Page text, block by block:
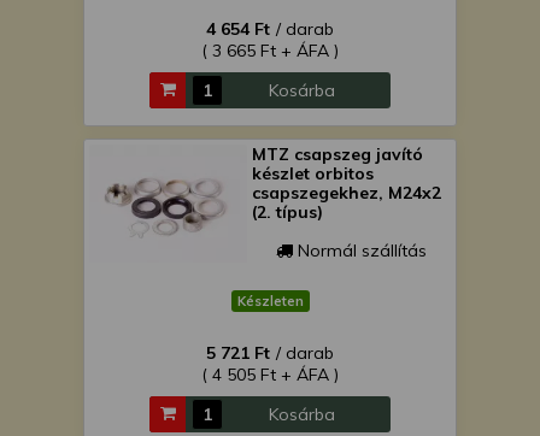
4 654 Ft / darab
( 3 665 Ft + ÁFA )
Kosárba
MTZ csapszeg javító
készlet orbitos
csapszegekhez, M24x2
(2. típus)
Normál szállítás
Készleten
5 721 Ft / darab
( 4 505 Ft + ÁFA )
Kosárba